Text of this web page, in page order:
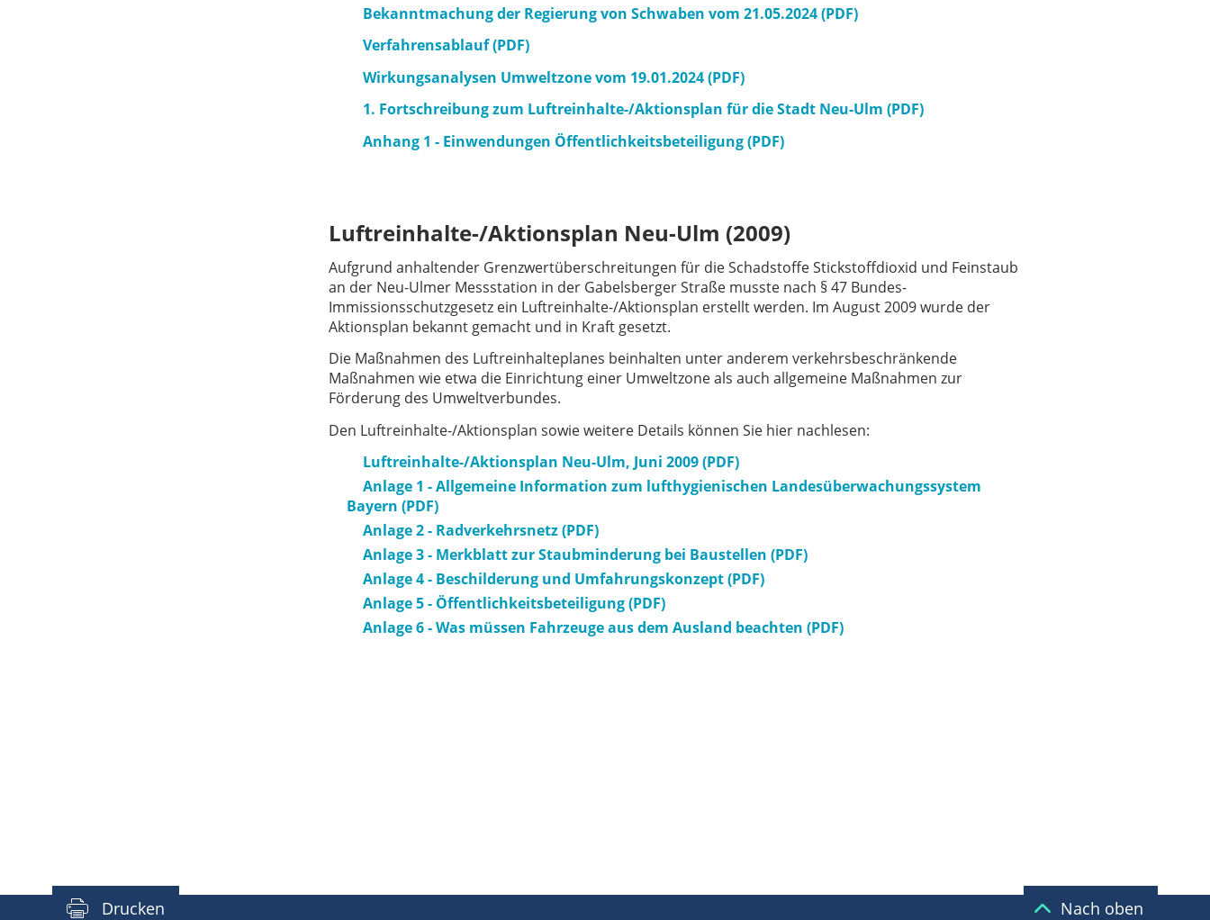
Bekanntmachung der Regierung von Schwaben vom 21.05.2024 (PDF)
Verfahrensablauf (PDF)
Wirkungsanalysen Umweltzone vom 19.01.2024 (PDF)
1. Fortschreibung zum Luftreinhalte-/Aktionsplan für die Stadt Neu-Ulm (PDF)
Anhang 1 - Einwendungen Öffentlichkeitsbeteiligung (PDF)
Luftreinhalte-/Aktionsplan Neu-Ulm (2009)
Aufgrund anhaltender Grenzwertüberschreitungen für die Schadstoffe Stickstoffdioxid und Feinstaub
an der Neu-Ulmer Messstation in der Gabelsberger Straße musste nach § 47 Bundes-
Immissionsschutzgesetz ein Luftreinhalte-/Aktionsplan erstellt werden. Im August 2009 wurde der
Aktionsplan bekannt gemacht und in Kraft gesetzt.
Die Maßnahmen des Luftreinhalteplanes beinhalten unter anderem verkehrsbeschränkende
Maßnahmen wie etwa die Einrichtung einer Umweltzone als auch allgemeine Maßnahmen zur
Förderung des Umweltverbundes.
Den Luftreinhalte-/Aktionsplan sowie weitere Details können Sie hier nachlesen:
Luftreinhalte-/Aktionsplan Neu-Ulm, Juni 2009 (PDF)
Anlage 1 - Allgemeine Information zum lufthygienischen Landesüberwachungssystem
Bayern (PDF)
Anlage 2 - Radverkehrsnetz (PDF)
Anlage 3 - Merkblatt zur Staubminderung bei Baustellen (PDF)
Anlage 4 - Beschilderung und Umfahrungskonzept (PDF)
Anlage 5 - Öffentlichkeitsbeteiligung (PDF)
Anlage 6 - Was müssen Fahrzeuge aus dem Ausland beachten (PDF)
Drucken Nach oben